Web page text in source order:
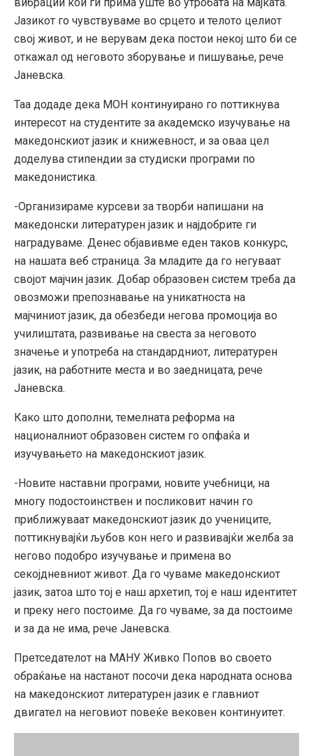
вибрации кои ги прима уште во утробата на мајката.
Јазикот го чувствуваме во срцето и телото целиот
свој живот, и не верувам дека постои некој што би се
откажал од неговото зборување и пишување, рече
Јаневска.
Таа додаде дека МОН континуирано го поттикнува
интересот на студентите за академско изучување на
македонскиот јазик и книжевност, и за оваа цел
доделува стипендии за студиски програми по
македонистика.
-Организираме курсеви за творби напишани на
македонски литературен јазик и најдобрите ги
наградуваме. Денес објавивме еден таков конкурс,
на нашата веб страница. За младите да го негуваат
својот мајчин јазик. Добар образовен систем треба да
овозможи препознавање на уникатноста на
мајчиниот јазик, да обезбеди негова промоција во
училиштата, развивање на свеста за неговото
значење и употреба на стандардниот, литературен
јазик, на работните места и во заедницата, рече
Јаневска.
Како што дополни, темелната реформа на
националниот образовен систем го опфаќа и
изучувањето на македонскиот јазик.
-Новите наставни програми, новите учебници, на
многу подостоинствен и посликовит начин го
приближуваат македонскиот јазик до учениците,
поттикнувајќи љубов кон него и развивајќи желба за
негово подобро изучување и примена во
секојдневниот живот. Да го чуваме македонскиот
јазик, затоа што тој е наш архетип, тој е наш идентитет
и преку него постоиме. Да го чуваме, за да постоиме
и за да не има, рече Јаневска.
Претседателот на МАНУ Живко Попов во своето
обраќање на настанот посочи дека народната основа
на македонскиот литературен јазик е главниот
двигател на неговиот повеќе вековен континуитет.